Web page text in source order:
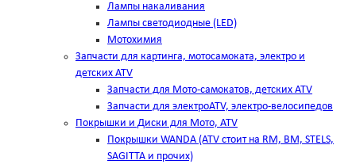
Лампы накаливания
Лампы светодиодные (LED)
Мотохимия
Запчасти для картинга, мотосамоката, электро и
детских ATV
Запчасти для Мото-самокатов, детских ATV
Запчасти для электроATV, электро-велосипедов
Покрышки и Диски для Мото, ATV
Покрышки WANDA (АТV стоит на RM, BM, STELS,
SAGITTA и прочих)